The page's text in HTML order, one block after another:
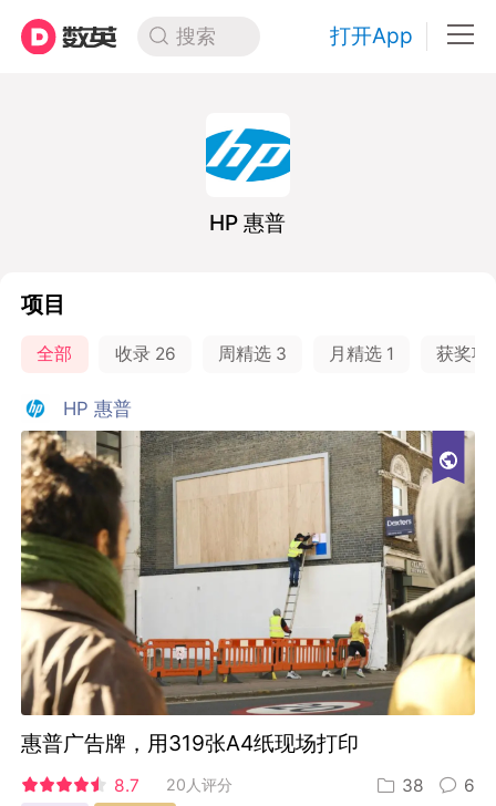
搜索 打开App
HP 惠普
项目
全部 收录 26 周精选 3 月精选 1 获奖项
HP 惠普
惠普广告牌，用319张A4纸现场打印
8.7 20人评分 38 6